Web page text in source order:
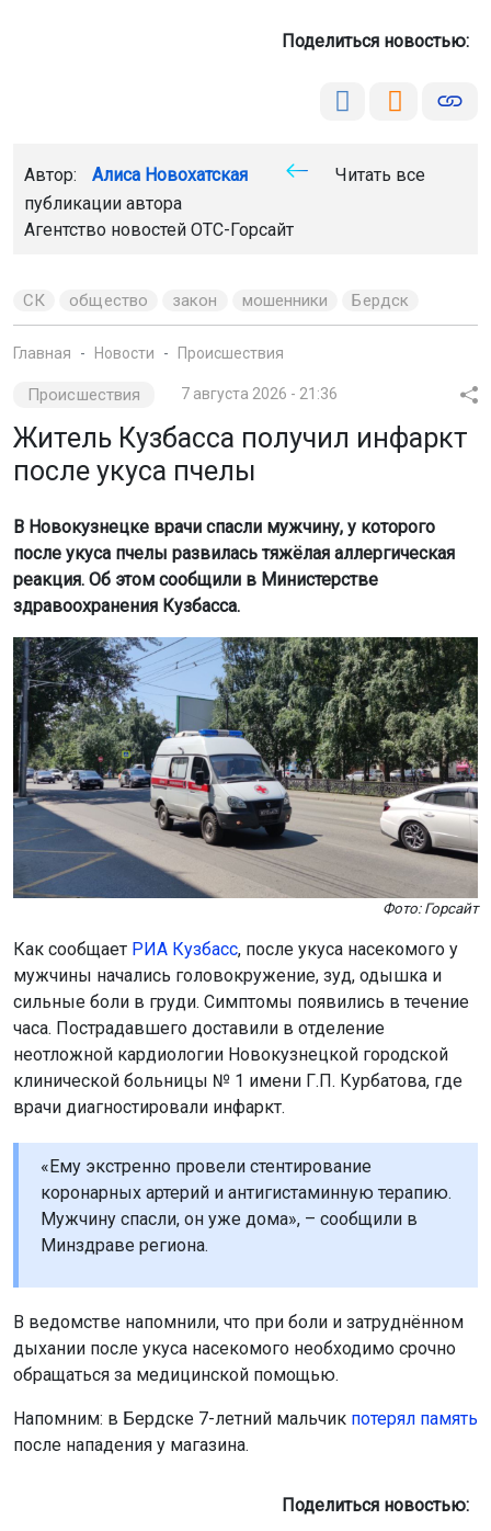
Поделиться новостью:
Автор: Алиса Новохатская
Читать все
публикации автора
Агентство новостей ОТС-Горсайт
СК общество закон мошенники Бердск
Главная Новости Происшествия
Происшествия 7 августа 2026 - 21:36
Житель Кузбасса получил инфаркт
после укуса пчелы
В Новокузнецке врачи спасли мужчину, у которого
после укуса пчелы развилась тяжёлая аллергическая
реакция. Об этом сообщили в Министерстве
здравоохранения Кузбасса.
Фото: Горсайт
Как сообщает РИА Кузбасс, после укуса насекомого у
мужчины начались головокружение, зуд, одышка и
сильные боли в груди. Симптомы появились в течение
часа. Пострадавшего доставили в отделение
неотложной кардиологии Новокузнецкой городской
клинической больницы № 1 имени Г.П. Курбатова, где
врачи диагностировали инфаркт.
«Ему экстренно провели стентирование
коронарных артерий и антигистаминную терапию.
Мужчину спасли, он уже дома», – сообщили в
Минздраве региона.
В ведомстве напомнили, что при боли и затруднённом
дыхании после укуса насекомого необходимо срочно
обращаться за медицинской помощью.
Напомним: в Бердске 7-летний мальчик потерял память
после нападения у магазина.
Поделиться новостью: